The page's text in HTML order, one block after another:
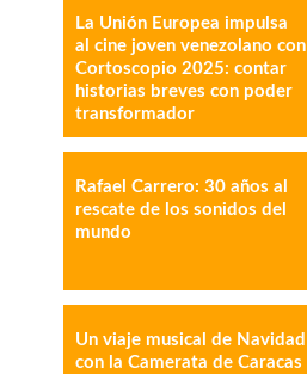
IMPRESIÓN COPY URL
La Unión Europea impulsa
al cine joven venezolano con
Cortoscopio 2025: contar
historias breves con poder
transformador
Rafael Carrero: 30 años al
rescate de los sonidos del
mundo
Un viaje musical de Navidad
con la Camerata de Caracas